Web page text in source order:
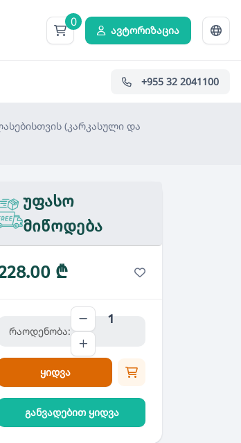
0
ავტორიზაცია
+955 32 2041100
(კარკასული და
უფასო
მიწოდება
₾
რაოდენობა:
ყიდვა
განვადებით ყიდვა